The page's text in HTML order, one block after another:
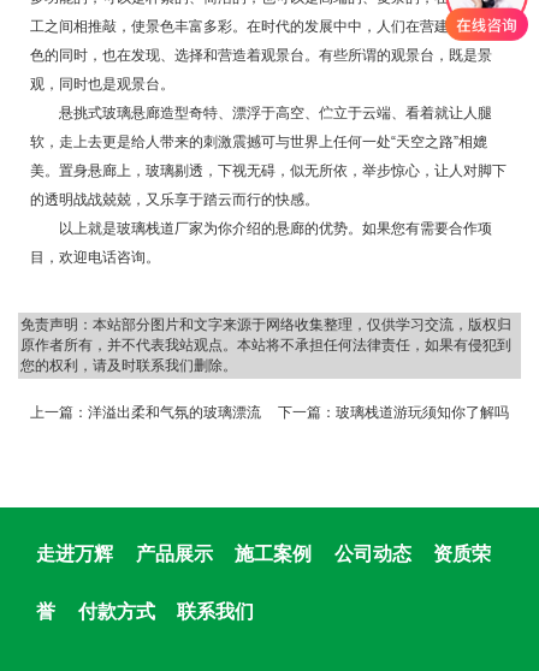
工之间相推敲，使景色丰富多彩。在时代的发展中中，人们在营建和发现景
色的同时，也在发现、选择和营造着观景台。有些所谓的观景台，既是景
观，同时也是观景台。
悬挑式玻璃悬廊造型奇特、漂浮于高空、伫立于云端、看着就让人腿
软，走上去更是给人带来的刺激震撼可与世界上任何一处“天空之路”相媲
美。置身悬廊上，玻璃剔透，下视无碍，似无所依，举步惊心，让人对脚下
的透明战战兢兢，又乐享于踏云而行的快感。
以上就是玻璃栈道厂家为你介绍的悬廊的优势。如果您有需要合作项
目，欢迎电话咨询。
免责声明：本站部分图片和文字来源于网络收集整理，仅供学习交流，版权归
原作者所有，并不代表我站观点。本站将不承担任何法律责任，如果有侵犯到
您的权利，请及时联系我们删除。
上一篇： 洋溢出柔和气氛的玻璃漂流 下一篇： 玻璃栈道游玩须知你了解吗
走进万辉 产品展示 施工案例 公司动态 资质荣
誉 付款方式 联系我们